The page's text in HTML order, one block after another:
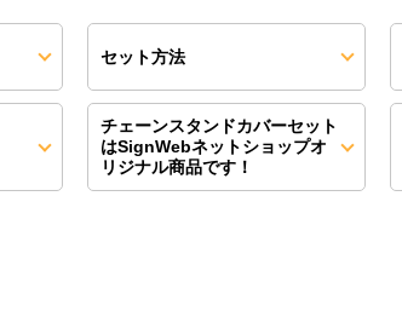
セット方法
チェーンスタンドカバーセット
はSignWebネットショップオ
リジナル商品です！